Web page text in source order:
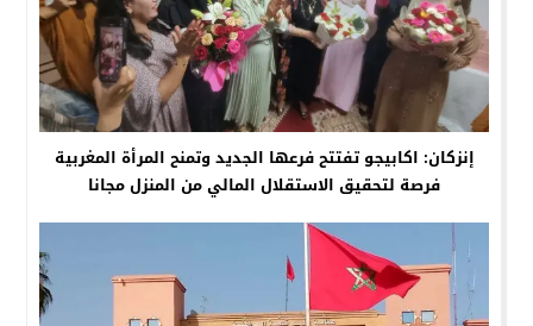
إنزكان: اكابيجو تفتتح فرعها الجديد وتمنح المرأة المغربية
فرصة لتحقيق الاستقلال المالي من المنزل مجانا